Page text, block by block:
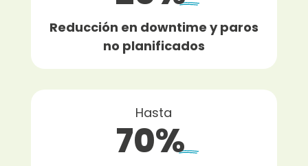
Reducción en downtime y paros
no planificados
Hasta
70%